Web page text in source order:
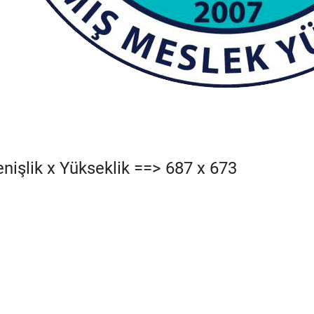
x Yükseklik ==> 687 x 673